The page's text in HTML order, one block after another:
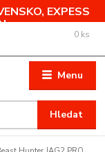
EXPESS
Menu
Hledat
0 ks